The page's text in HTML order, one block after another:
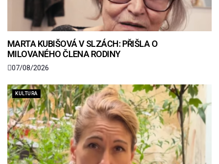
MARTA KUBIŠOVÁ V SLZÁCH: PŘIŠLA O
MILOVANÉHO ČLENA RODINY
07/08/2026
KULTURA